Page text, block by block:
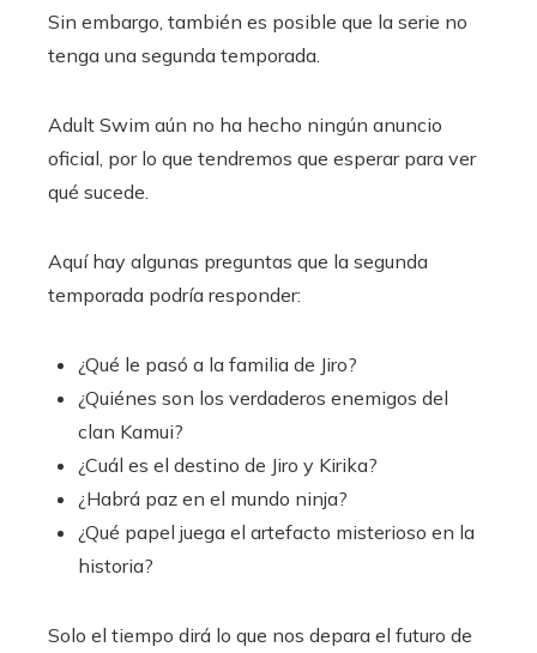
Sin embargo, también es posible que la serie no
tenga una segunda temporada.
Adult Swim aún no ha hecho ningún anuncio
oficial, por lo que tendremos que esperar para ver
qué sucede.
Aquí hay algunas preguntas que la segunda
temporada podría responder:
¿Qué le pasó a la familia de Jiro?
¿Quiénes son los verdaderos enemigos del
clan Kamui?
¿Cuál es el destino de Jiro y Kirika?
¿Habrá paz en el mundo ninja?
¿Qué papel juega el artefacto misterioso en la
historia?
Solo el tiempo dirá lo que nos depara el futuro de